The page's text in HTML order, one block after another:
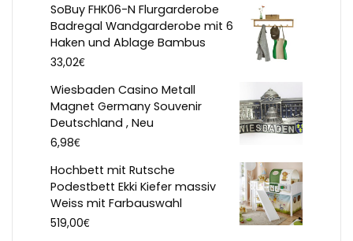
SoBuy FHK06-N Flurgarderobe
Badregal Wandgarderobe mit 6
Haken und Ablage Bambus
33,02€
Wiesbaden Casino Metall
Magnet Germany Souvenir
Deutschland , Neu
6,98€
Hochbett mit Rutsche
Podestbett Ekki Kiefer massiv
Weiss mit Farbauswahl
519,00€